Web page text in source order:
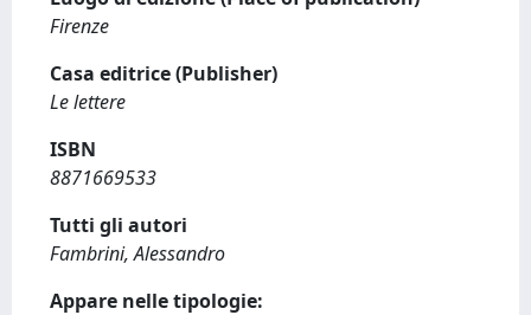
Firenze
Casa editrice (Publisher)
Le lettere
ISBN
8871669533
Tutti gli autori
Fambrini, Alessandro
Appare nelle tipologie: